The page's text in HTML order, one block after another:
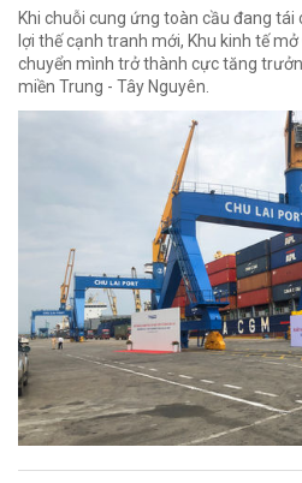
Khi chuỗi cung ứng toàn cầu đang
lợi thế cạnh tranh mới, Khu kinh tế
chuyển mình trở thành cực tăng
miền Trung - Tây Nguyên.